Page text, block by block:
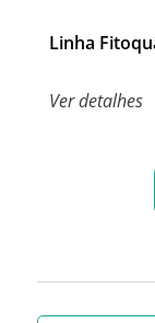
Linha
Ver detalhes